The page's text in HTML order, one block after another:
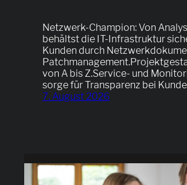
Netzwerk-Champion: Von
behältst die IT-Infrastruktur
Kunden durch
von A bis Z.Service- und
sorge für Transparenz bei
7. August 2026